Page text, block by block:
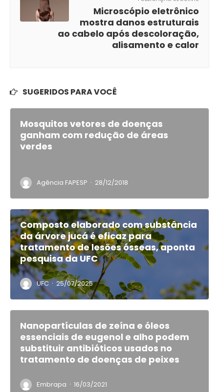
Microscópio eletrônico
mostra danos estruturais
ao cabelo após descoloração,
alisamento e calor
SUGERIDOS PARA VOCÊ
Mosquitos vetores de doenças
ganham com redução de áreas
verdes
Agência FAPESP · 28/12/2018
Composto elaborado com substância
da árvore jucá é eficaz para
tratamento de lesões ósseas, aponta
pesquisa da UFC
UFC · 25/07/2025
Nanopartículas de zeína e óleos
essenciais de eugenol e alho podem
substituir antibióticos usados no
tratamento de doenças de peixes
Embrapa · 16/03/2021